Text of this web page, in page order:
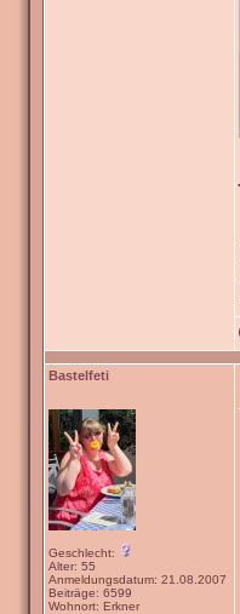
Bastelfeti
Geschlecht:
Alter: 55
Anmeldungsdatum: 21.08.2007
Beiträge: 6599
Wohnort: Erkner